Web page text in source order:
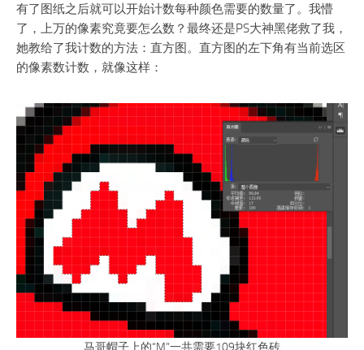
有了图纸之后就可以开始计数每种颜色需要的数量了。我懵
了，上万的像素究竟要怎么数？最终还是PS大神黑佬救了我，
她教给了我计数的方法：直方图。直方图的左下角有当前选区
的像素数计数，就像这样：
马哥帽子上的“M”一共需要109块红色砖